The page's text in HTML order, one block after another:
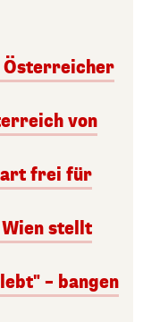
Österreicher
von
frei für
stellt
– bangen